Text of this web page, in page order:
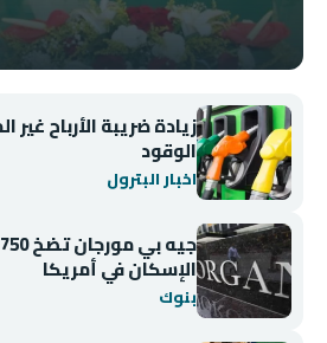
زيادة ضريبة الأرباح
الوقود
اخبار البترول
الإسكان في أمريكا
بنوك